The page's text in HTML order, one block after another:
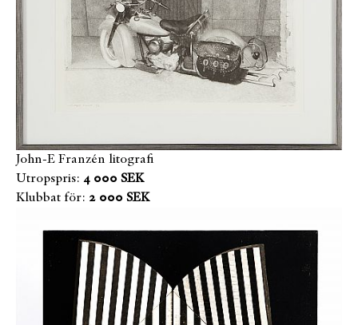
John-E Franzén litografi
Utropspris: 4 000 SEK
Klubbat för: 2 000 SEK